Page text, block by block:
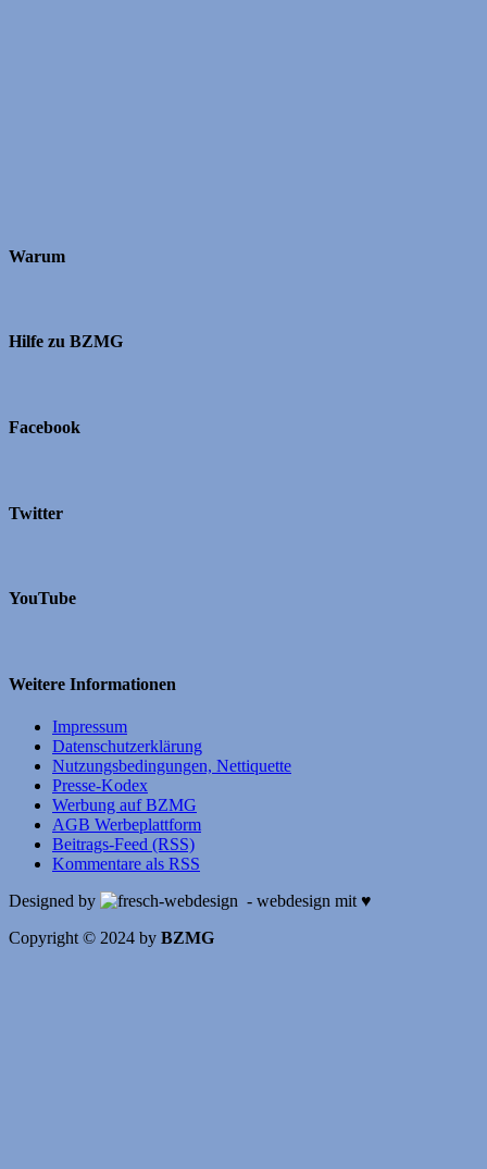
Warum
Hilfe zu BZMG
Facebook
Twitter
YouTube
Weitere Informationen
Impressum
Datenschutzerklärung
Nutzungsbedingungen, Nettiquette
Presse-Kodex
Werbung auf BZMG
AGB Werbeplattform
Beitrags-Feed (RSS)
Kommentare als RSS
Designed by
- webdesign mit ♥
Copyright © 2024 by BZMG